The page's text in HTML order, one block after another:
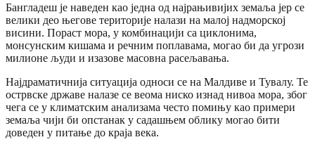
Бангладеш је наведен као једна од најрањивијих земаља јер се
велики део његове територије налази на малој надморској
висини. Пораст мора, у комбинацији са циклонима,
монсунским кишама и речним поплавама, могао би да угрози
милионе људи и изазове масовна расељавања.
Најдраматичнија ситуација односи се на Малдиве и Тувалу. Те
острвске државе налазе се веома ниско изнад нивоа мора, због
чега се у климатским анализама често помињу као примери
земаља чији би опстанак у садашњем облику могао бити
доведен у питање до краја века.